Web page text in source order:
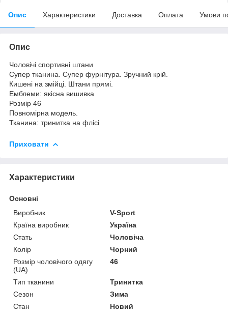
Опис Характеристики Доставка Оплата Умови
Опис
Чоловічі спортивні штани
Супер тканина. Супер фурнітура. Зручний крій.
Кишені на змійці. Штани прямі.
Емблеми: якісна вишивка
Розмір 46
Повномірна модель.
Тканина: тринитка на флісі
Приховати
Характеристики
Основні
Виробник
V-Sport
Країна виробник
Україна
Стать
Чоловіча
Колір
Чорний
Розмір чоловічого одягу
(UA)
46
Тип тканини
Тринитка
Сезон
Зима
Стан
Новий